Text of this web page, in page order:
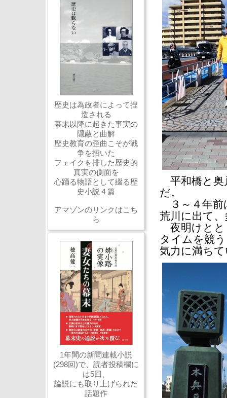
平和橋と奥
だ。
３～４年前
荒川に出て
夜明けとと
タイムを競
気力に満ち
歴史は為政者によって捏
造される
幕末以降に起きた事実の
隠蔽と曲解
歴史教育の歪曲こそが戦
争を招いた
フェイクを排した歴史的
真実の側面を
心踊る物語として綴る歴
史小説４篇
アマゾンのリンクはこち
ら
1年間の新聞連載小説
(298回)で、読者投稿欄に
は5回、
論説にも取り上げられた
話題作